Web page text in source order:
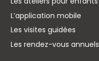
L’application mobile
Les visites guidées
Les rendez-vous annuels